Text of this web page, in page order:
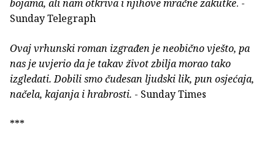
bojama, ali nam otkriva i njihove mračne zakutke. -
Sunday Telegraph
Ovaj vrhunski roman izgrađen je neobično vješto, pa
nas je uvjerio da je takav život zbilja morao tako
izgledati. Dobili smo čudesan ljudski lik, pun osjećaja,
načela, kajanja i hrabrosti. - Sunday Times
***